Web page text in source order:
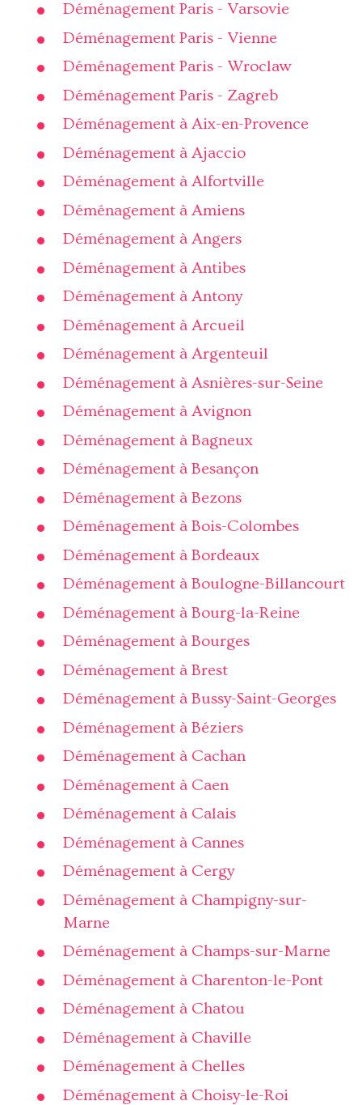
Déménagement Paris - Varsovie
Déménagement Paris - Vienne
Déménagement Paris - Wroclaw
Déménagement Paris - Zagreb
Déménagement à Aix-en-Provence
Déménagement à Ajaccio
Déménagement à Alfortville
Déménagement à Amiens
Déménagement à Angers
Déménagement à Antibes
Déménagement à Antony
Déménagement à Arcueil
Déménagement à Argenteuil
Déménagement à Asnières-sur-Seine
Déménagement à Avignon
Déménagement à Bagneux
Déménagement à Besançon
Déménagement à Bezons
Déménagement à Bois-Colombes
Déménagement à Bordeaux
Déménagement à Boulogne-Billancourt
Déménagement à Bourg-la-Reine
Déménagement à Bourges
Déménagement à Brest
Déménagement à Bussy-Saint-Georges
Déménagement à Béziers
Déménagement à Cachan
Déménagement à Caen
Déménagement à Calais
Déménagement à Cannes
Déménagement à Cergy
Déménagement à Champigny-sur-
Marne
Déménagement à Champs-sur-Marne
Déménagement à Charenton-le-Pont
Déménagement à Chatou
Déménagement à Chaville
Déménagement à Chelles
Déménagement à Choisy-le-Roi